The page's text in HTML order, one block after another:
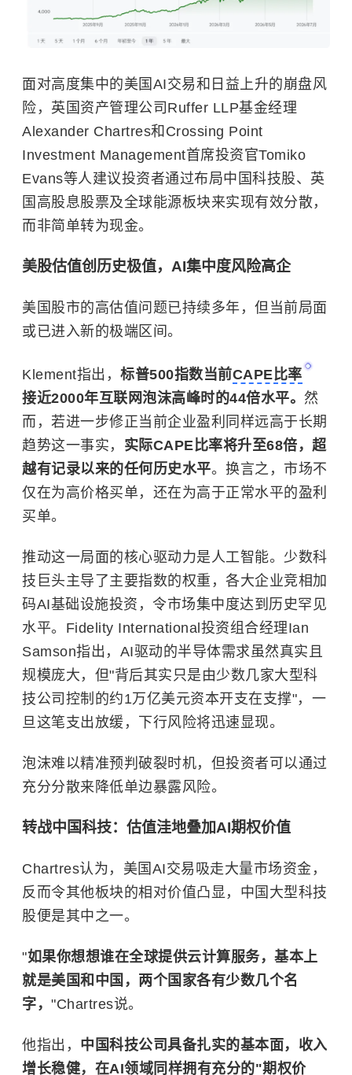
面对高度集中的美国AI交易和日益上升的崩盘风
险，英国资产管理公司Ruffer LLP基金经理
Alexander Chartres和Crossing Point
Investment Management首席投资官Tomiko
Evans等人建议投资者通过布局中国科技股、英
国高股息股票及全球能源板块来实现有效分散，
而非简单转为现金。
美股估值创历史极值，AI集中度风险高企
美国股市的高估值问题已持续多年，但当前局面
或已进入新的极端区间。
Klement指出， 标普500指数当前CAPE比率
接近2000年互联网泡沫高峰时的44倍水平。 然
而，若进一步修正当前企业盈利同样远高于长期
趋势这一事实， 实际CAPE比率将升至68倍，超
越有记录以来的任何历史水平。换言之，市场不
仅在为高价格买单，还在为高于正常水平的盈利
买单。
推动这一局面的核心驱动力是人工智能。少数科
技巨头主导了主要指数的权重，各大企业竞相加
码AI基础设施投资，令市场集中度达到历史罕见
水平。Fidelity International投资组合经理Ian
Samson指出，AI驱动的半导体需求虽然真实且
规模庞大，但"背后其实只是由少数几家大型科
技公司控制的约1万亿美元资本开支在支撑"，一
旦这笔支出放缓，下行风险将迅速显现。
泡沫难以精准预判破裂时机，但投资者可以通过
充分分散来降低单边暴露风险。
转战中国科技：估值洼地叠加AI期权价值
Chartres认为，美国AI交易吸走大量市场资金，
反而令其他板块的相对价值凸显，中国大型科技
股便是其中之一。
"如果你想想谁在全球提供云计算服务，基本上
就是美国和中国，两个国家各有少数几个名
字， "Chartres说。
他指出， 中国科技公司具备扎实的基本面，收入
增长稳健，在AI领域同样拥有充分的"期权价